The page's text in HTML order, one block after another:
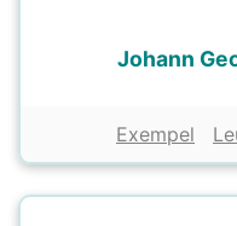
Johann
Exempel